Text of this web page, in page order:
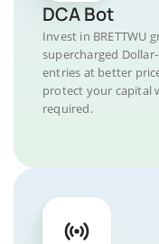
DCA Bot
Invest in BRETTWU
supercharged
entries at better
protect your capital
required.